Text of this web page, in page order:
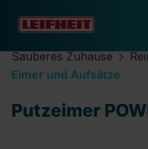
Zum Hauptinhalt springen
Sauberes Zuhause
Eimer und Aufsätze
Putzeimer